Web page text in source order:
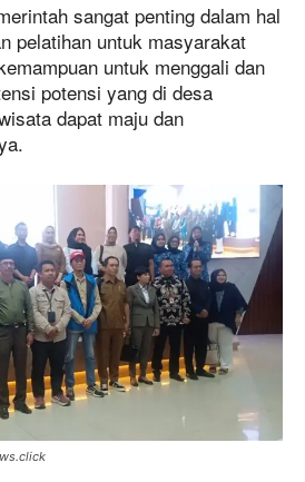
sangat penting dalam hal
pelatihan untuk masyarakat
untuk menggali dan
potensi yang di desa
dapat maju dan